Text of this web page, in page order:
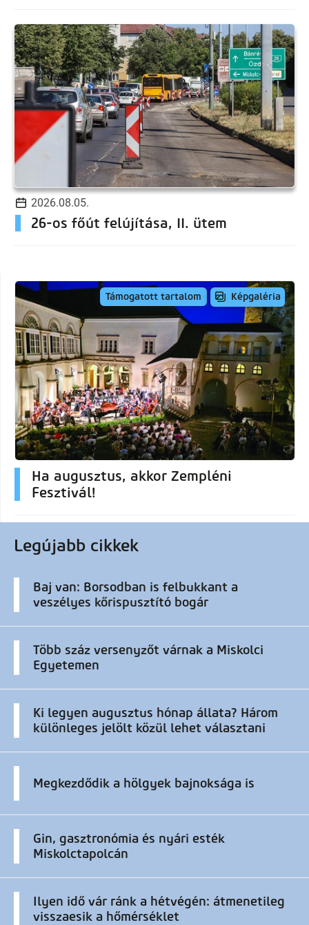
2026.08.05.
26-os főút felújítása, II. ütem
Támogatott tartalom Képgaléria
Ha augusztus, akkor Zempléni
Fesztivál!
Legújabb cikkek
Baj van: Borsodban is felbukkant a
veszélyes kőrispusztító bogár
Több száz versenyzőt várnak a Miskolci
Egyetemen
Ki legyen augusztus hónap állata? Három
különleges jelölt közül lehet választani
Megkezdődik a hölgyek bajnoksága is
Gin, gasztronómia és nyári esték
Miskolctapolcán
Ilyen idő vár ránk a hétvégén: átmenetileg
visszaesik a hőmérséklet